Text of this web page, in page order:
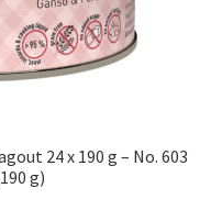
24 x 190 g – No. 603
g)